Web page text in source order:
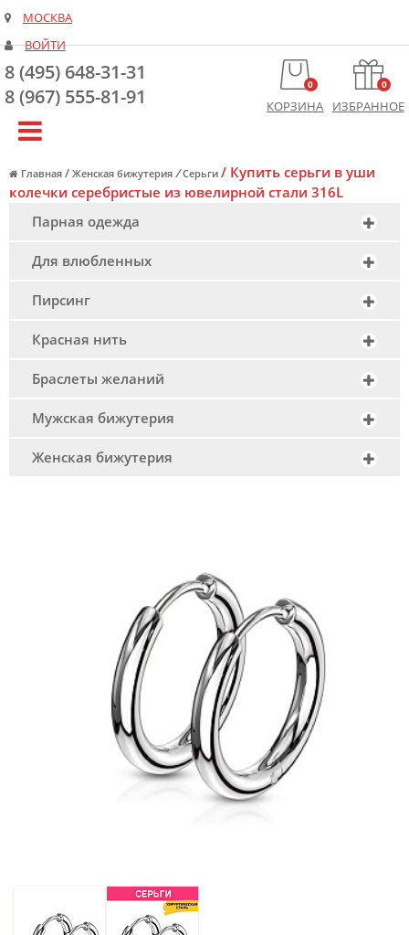
МОСКВА
ВОЙТИ
8 (495) 648-31-31
8 (967) 555-81-91
0
КОРЗИНА
0
ИЗБРАННОЕ
Главная / Женская бижутерия /Серьги / Купить серьги в уши
колечки серебристые из ювелирной стали 316L
Парная одежда
Для влюбленных
Пирсинг
Красная нить
Браслеты желаний
Мужская бижутерия
Женская бижутерия